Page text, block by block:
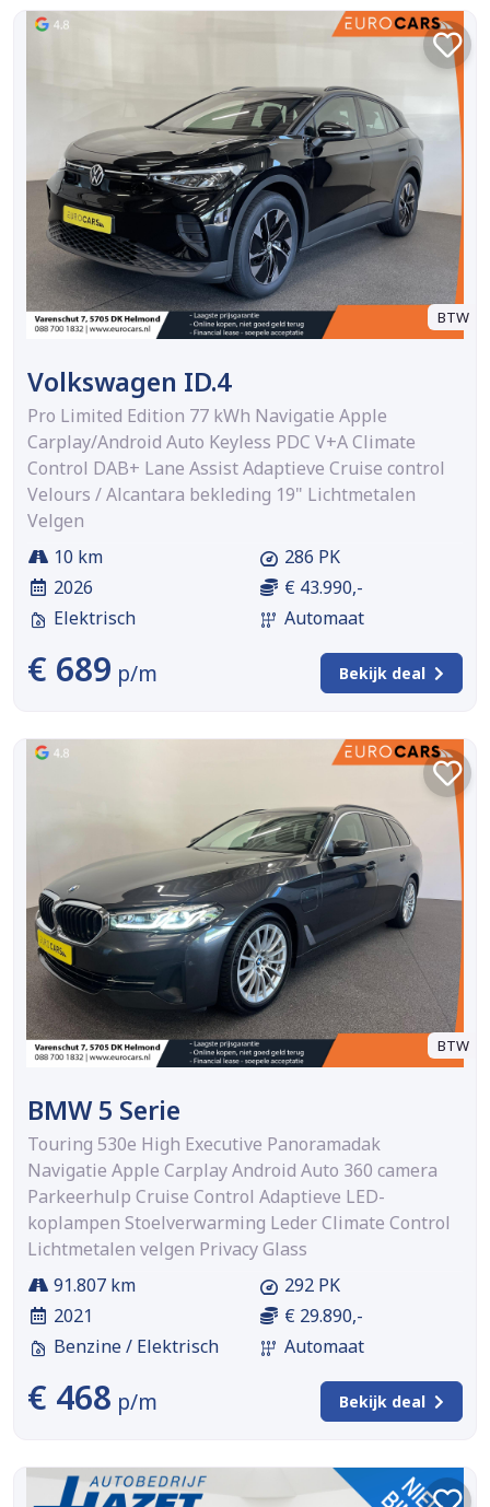
BTW
Volkswagen ID.4
Pro Limited Edition 77 kWh Navigatie Apple
Carplay/Android Auto Keyless PDC V+A Climate
Control DAB+ Lane Assist Adaptieve Cruise control
Velours / Alcantara bekleding 19" Lichtmetalen
Velgen
10 km
2026
Elektrisch
286 PK
€ 43.990,-
Automaat
€ 689 p/m Bekijk deal
BTW
BMW 5 Serie
Touring 530e High Executive Panoramadak
Navigatie Apple Carplay Android Auto 360 camera
Parkeerhulp Cruise Control Adaptieve LED-
koplampen Stoelverwarming Leder Climate Control
Lichtmetalen velgen Privacy Glass
91.807 km
2021
Benzine / Elektrisch
292 PK
€ 29.890,-
Automaat
€ 468 p/m Bekijk deal